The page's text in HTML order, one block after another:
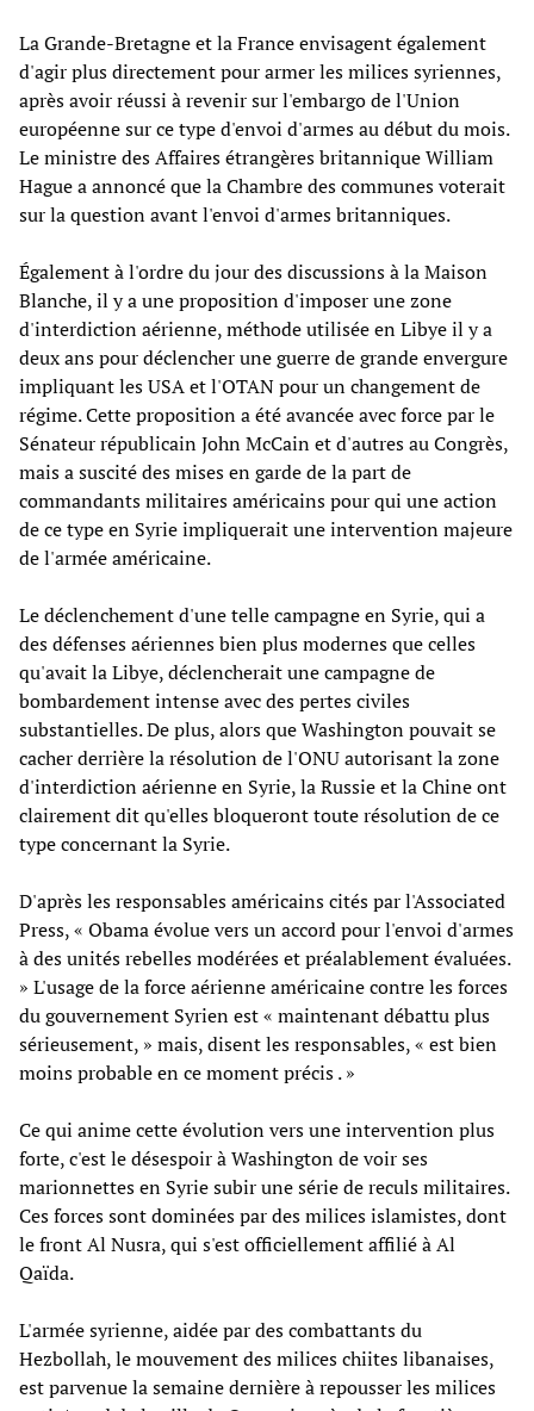
La Grande-Bretagne et la France envisagent également
d'agir plus directement pour armer les milices syriennes,
après avoir réussi à revenir sur l'embargo de l'Union
européenne sur ce type d'envoi d'armes au début du mois.
Le ministre des Affaires étrangères britannique William
Hague a annoncé que la Chambre des communes voterait
sur la question avant l'envoi d'armes britanniques.
Également à l'ordre du jour des discussions à la Maison
Blanche, il y a une proposition d'imposer une zone
d'interdiction aérienne, méthode utilisée en Libye il y a
deux ans pour déclencher une guerre de grande envergure
impliquant les USA et l'OTAN pour un changement de
régime. Cette proposition a été avancée avec force par le
Sénateur républicain John McCain et d'autres au Congrès,
mais a suscité des mises en garde de la part de
commandants militaires américains pour qui une action
de ce type en Syrie impliquerait une intervention majeure
de l'armée américaine.
Le déclenchement d'une telle campagne en Syrie, qui a
des défenses aériennes bien plus modernes que celles
qu'avait la Libye, déclencherait une campagne de
bombardement intense avec des pertes civiles
substantielles. De plus, alors que Washington pouvait se
cacher derrière la résolution de l'ONU autorisant la zone
d'interdiction aérienne en Syrie, la Russie et la Chine ont
clairement dit qu'elles bloqueront toute résolution de ce
type concernant la Syrie.
D'après les responsables américains cités par l'Associated
Press, « Obama évolue vers un accord pour l'envoi d'armes
à des unités rebelles modérées et préalablement évaluées.
» L'usage de la force aérienne américaine contre les forces
du gouvernement Syrien est « maintenant débattu plus
sérieusement, » mais, disent les responsables, « est bien
moins probable en ce moment précis . »
Ce qui anime cette évolution vers une intervention plus
forte, c'est le désespoir à Washington de voir ses
marionnettes en Syrie subir une série de reculs militaires.
Ces forces sont dominées par des milices islamistes, dont
le front Al Nusra, qui s'est officiellement affilié à Al
Qaïda.
L'armée syrienne, aidée par des combattants du
Hezbollah, le mouvement des milices chiites libanaises,
est parvenue la semaine dernière à repousser les milices